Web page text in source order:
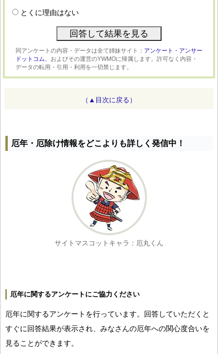
とくに理由はない
同アンケートの内容・データは全て姉妹サイト： アンケート・アンサー
ドットコム、 およびその運営のYWMOに帰属します。許可なく内容・
データの転用・引用・利用を一切禁じます。
（▲目次に戻る）
厄年・厄除け情報をどこよりも詳しく発信中！
サイトマスコットキャラ：厄丸くん
厄年に関するアンケートにご協力ください
厄年に関するアンケートを行っています。回答していただくと
すぐに回答結果が表示され、みなさんの厄年への関心度合いを
見ることができます。